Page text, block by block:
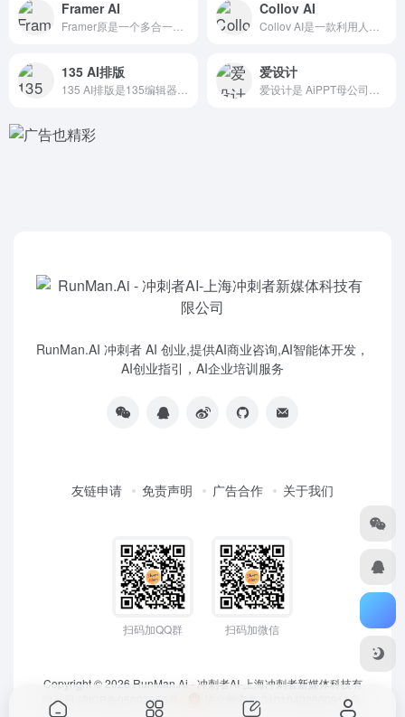
Framer AI Collov AI
135 AI排版 爱设计
RunMan.AI 冲刺者 AI 创业,提供AI商业咨询,AI智能体开发，
AI创业指引，AI企业培训服务
友链申请 免责声明 广告合作 关于我们
扫码加QQ群 扫码加微信
Copyright © 2026 RunMan.Ai - 冲刺者AI-上海冲刺者新媒体科技有
限公司
沪ICP备05007953号 沪公网安备 31010402000911号